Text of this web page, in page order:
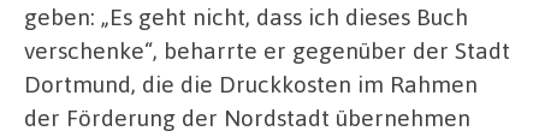
geben: „Es geht nicht, dass ich dieses Buch
verschenke“, beharrte er gegenüber der Stadt
Dortmund, die die Druckkosten im Rahmen
der Förderung der Nordstadt übernehmen